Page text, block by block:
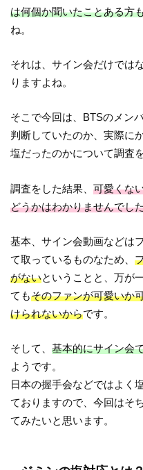
は何個か聞いたことある方
ね。
それは、サイン会だけでは
りますよね。
そこで今回は、BTSのメン
判断していたのか、実際に
塩だったのかについて調査
調査をした結果、可愛くな
どうかはわかりませんでし
基本、サイン会動画などは
て取っているものなため、
がないということと、万が
てもそのファンが可愛いか
けられないからです。
そして、基本的にサイン会
ようです。
日本の握手会などではよく
ておりますので、今回はそ
てみたいと思います。